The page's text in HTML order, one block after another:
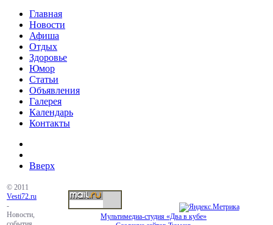
Главная
Новости
Афиша
Отдых
Здоровье
Юмор
Статьи
Объявления
Галерея
Календарь
Контакты
Вверх
© 2011
Vesti72.ru
-
Новости,
Мультимедиа-студия «Два в кубе»